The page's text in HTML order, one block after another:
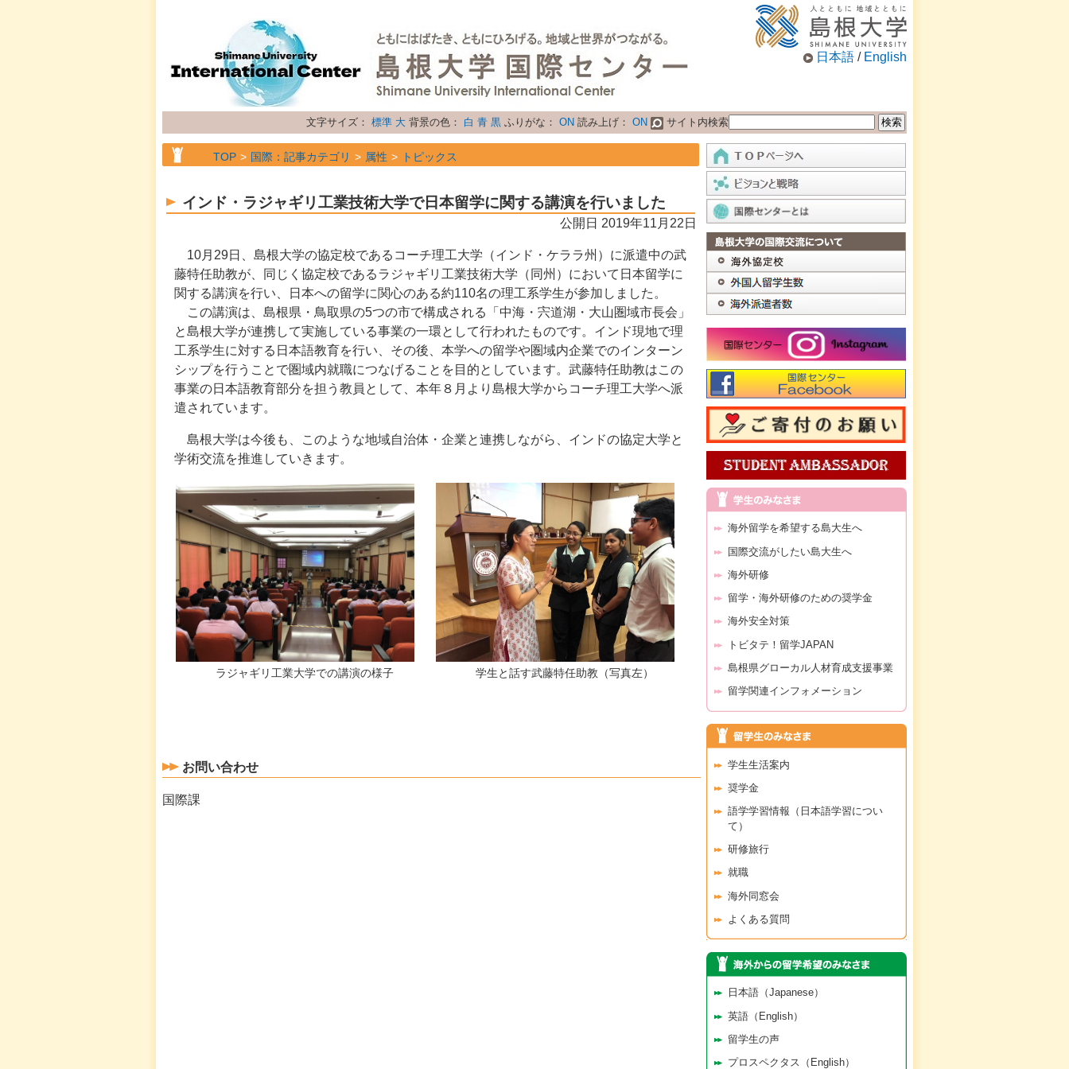
日本語 / English
文字サイズ： 標準 大 背景の色： 白 青 黒 ふりがな： ON 読み上げ： ON サイト内検索
TOP 国際：記事カテゴリ 属性 トピックス
インド・ラジャギリ工業技術大学で日本留学に関する講演を行いました
公開日 2019年11月22日
10月 29日、島根大学の協定校であるコーチ理工大学（インド・ケララ州）に派遣中の武
藤特任助教が、同じく協定校であるラジャギリ工業技術大学（同州）において日本留学に
関する講演を行い、日本への留学に関心のある約110名の理工系学生が参加しました。
この講演は、島根県・鳥取県の5つの市で構成される「中海・宍道湖・大山圏域市長会」
と島根大学が連携して実施している事業の一環として行われたものです。インド現地で理
工系学生に対する日本語教育を行い、その後、本学への留学や圏域内企業でのインターン
シップを行うことで圏域内就職につなげることを目的としています。武藤特任助教はこの
事業の日本語教育部分を担う教員として、本年８月より島根大学からコーチ理工大学へ派
遣されています。
島根大学は今後も、このような地域自治体・企業と連携しながら、インドの協定大学と
学術交流を推進していきます。
ラジャギリ工業大学での講演の様子 学生と話す武藤特任助教（写真左）
お問い合わせ
国際課
海外留学を希望する島大生へ
国際交流がしたい島大生へ
海外研修
留学・海外研修のための奨学金
海外安全対策
トビタテ！留学JAPAN
島根県グローカル人材育成支援事業
留学関連インフォメーション
学生生活案内
奨学金
語学学習情報（日本語学習につい
て）
研修旅行
就職
海外同窓会
よくある質問
日本語（Japanese）
英語（English）
留学生の声
プロスペクタス（English）